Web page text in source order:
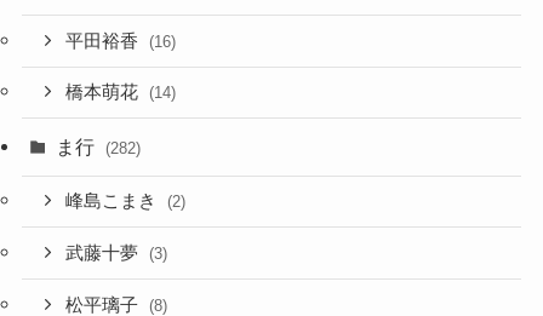
平田裕香 (16)
橋本萌花 (14)
ま行 (282)
峰島こまき (2)
武藤十夢 (3)
松平璃子 (8)